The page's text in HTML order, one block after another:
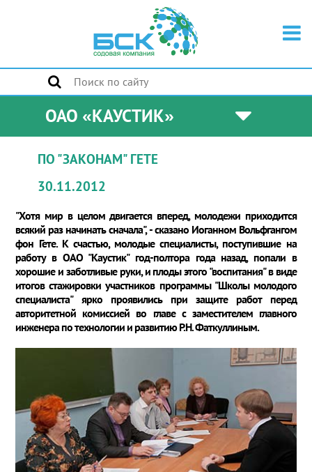
ОАО «КАУСТИК»
ПО "ЗАКОНАМ" ГЕТЕ
30.11.2012
"Хотя мир в целом двигается вперед, молодежи приходится
всякий раз начинать сначала", - сказано Иоганном Вольфгангом
фон Гете. К счастью, молодые специалисты, поступившие на
работу в ОАО "Каустик" год-полтора года назад, попали в
хорошие и заботливые руки, и плоды этого "воспитания" в виде
итогов стажировки участников программы "Школы молодого
специалиста" ярко проявились при защите работ перед
авторитетной комиссией во главе с заместителем главного
инженера по технологии и развитию Р.Н. Фаткуллиным.